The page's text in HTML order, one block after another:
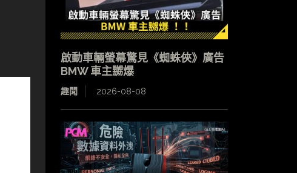
啟動車輛螢幕驚見《蜘蛛俠》廣告
BMW 車主嬲爆
趣聞 2026-08-08